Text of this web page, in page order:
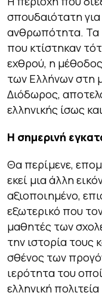
σπουδαιότατη
ανθρωπότητα. Τα
που κτίστηκαν
εχθρού, η
των Ελλήνων στη
Διόδωρος,
ελληνικής ίσως
Η σημερινή
Θα περίμενε,
εκεί μια άλλη
αξιοποιημένο,
εξωτερικό που
μαθητές των
την ιστορία τους
σθένος των
ιερότητα του
ελληνική